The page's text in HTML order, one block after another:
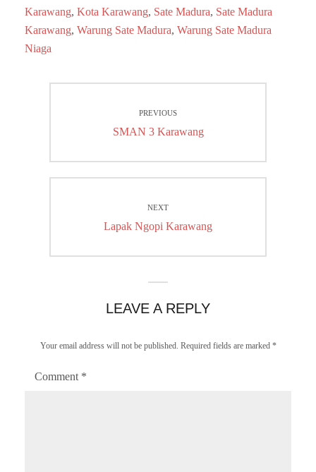
Karawang, Kota Karawang, Sate Madura, Sate Madura
Karawang, Warung Sate Madura, Warung Sate Madura
Niaga
navigationPREVIOUS
Previous
SMAN 3 Karawang
NEXT
Next
Lapak Ngopi Karawang
LEAVE A REPLY
Your email address will not be published. Required fields are marked *
Comment *